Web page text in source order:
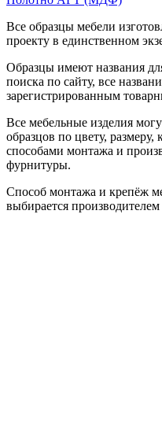
Все образцы мебели
проекту в единственном
Образцы имеют названия
поиска по сайту, все
зарегистрированным
Все мебельные изделия
образцов по цвету,
способами монтажа и
фурнитуры.
Способ монтажа и крепёж
выбирается